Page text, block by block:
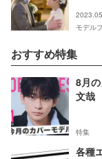
モデル
おすすめ特集
8月
文哉
特集
各種